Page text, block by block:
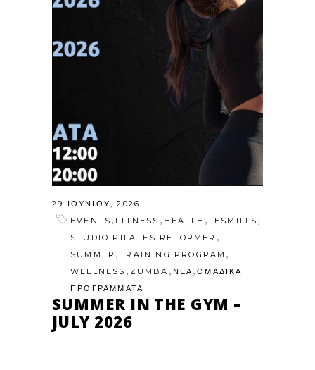
29 ΙΟΥΝΊΟΥ, 2026
EVENTS , FITNESS , HEALTH , LESMILLS ,
STUDIO PILATES REFORMER ,
SUMMER ,TRAINING PROGRAM ,
WELLNESS , ZUMBA , ΝΕΑ,ΟΜΑΔΙΚΑ
ΠΡΟΓΡΑΜΜΑΤΑ
SUMMER IN THE GYM –
JULY 2026